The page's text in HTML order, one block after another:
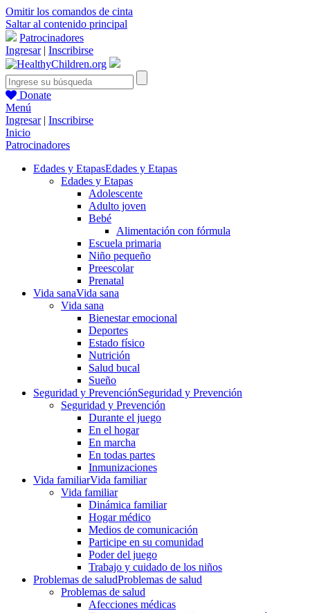
Omitir los comandos de cinta
Saltar al contenido principal
Patrocinadores
Ingresar| Inscribirse
Donate
Menú
Ingresar| Inscribirse
Inicio
Patrocinadores
Edades y EtapasEdades y Etapas
Edades y Etapas
Adolescente
Adulto joven
Bebé
Alimentación con fórmula
Escuela primaria
Niño pequeño
Preescolar
Prenatal
Vida sanaVida sana
Vida sana
Bienestar emocional
Deportes
Estado físico
Nutrición
Salud bucal
Sueño
Seguridad y PrevenciónSeguridad y Prevención
Seguridad y Prevención
Durante el juego
En el hogar
En marcha
En todas partes
Inmunizaciones
Vida familiarVida familiar
Vida familiar
Dinámica familiar
Hogar médico
Medios de comunicación
Participe en su comunidad
Poder del juego
Trabajo y cuidado de los niños
Problemas de saludProblemas de salud
Problemas de salud
Afecciones médicas